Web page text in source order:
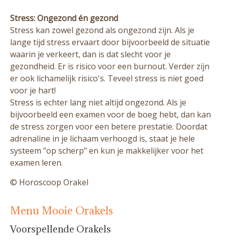
Stress: Ongezond én gezond
Stress kan zowel gezond als ongezond zijn. Als je
lange tijd stress ervaart door bijvoorbeeld de situatie
waarin je verkeert, dan is dat slecht voor je
gezondheid. Er is risico voor een burnout. Verder zijn
er ook lichamelijk risico's. Teveel stress is niet goed
voor je hart!
Stress is echter lang niet altijd ongezond. Als je
bijvoorbeeld een examen voor de boeg hebt, dan kan
de stress zorgen voor een betere prestatie. Doordat
adrenaline in je lichaam verhoogd is, staat je hele
systeem "op scherp" en kun je makkelijker voor het
examen leren.
© Horoscoop Orakel
Menu Mooie Orakels
Voorspellende Orakels